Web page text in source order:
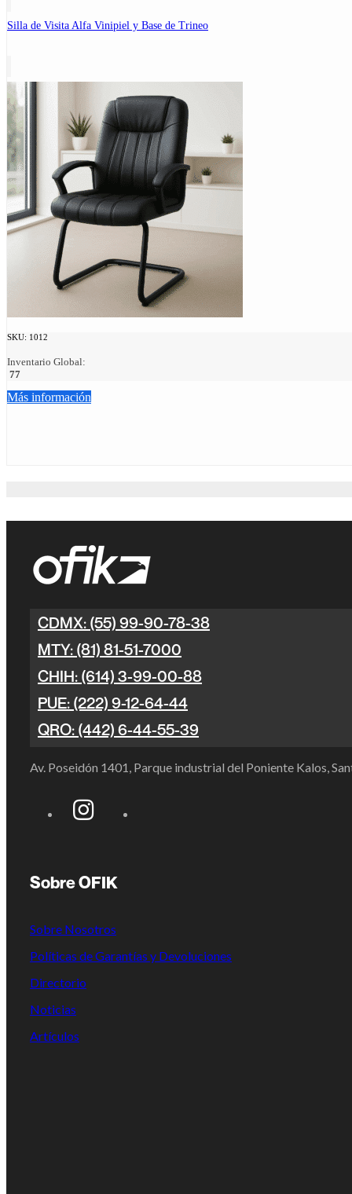
Silla de Visita Alfa Vinipiel y Base de Trineo
SKU: 1012
Inventario Global:
77
Más información
CDMX: (55) 99-90-78-38
MTY: (81) 81-51-7000
CHIH: (614) 3-99-00-88
PUE: (222) 9-12-64-44
QRO: (442) 6-44-55-39
Av. Poseidón 1401, Parque industrial del Poniente Kalos,
Sobre OFIK
Sobre Nosotros
Políticas de Garantías y Devoluciones
Directorio
Noticias
Artículos